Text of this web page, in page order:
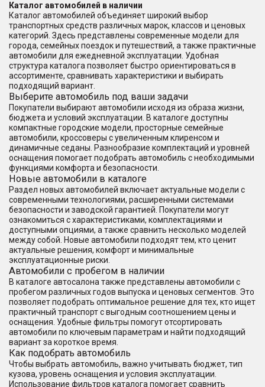
Каталог автомобилей в наличии
Каталог автомобилей объединяет широкий выбор
транспортных средств различных марок, классов и ценовых
категорий. Здесь представлены современные модели для
города, семейных поездок и путешествий, а также практичные
автомобили для ежедневной эксплуатации. Удобная
структура каталога позволяет быстро ориентироваться в
ассортименте, сравнивать характеристики и выбирать
подходящий вариант.
Выберите автомобиль под ваши задачи
Покупатели выбирают автомобили исходя из образа жизни,
бюджета и условий эксплуатации. В каталоге доступны
компактные городские модели, просторные семейные
автомобили, кроссоверы с увеличенным клиренсом и
динамичные седаны. Разнообразие комплектаций и уровней
оснащения помогает подобрать автомобиль с необходимыми
функциями комфорта и безопасности.
Новые автомобили в каталоге
Раздел новых автомобилей включает актуальные модели с
современными технологиями, расширенными системами
безопасности и заводской гарантией. Покупатели могут
ознакомиться с характеристиками, комплектациями и
доступными опциями, а также сравнить несколько моделей
между собой. Новые автомобили подходят тем, кто ценит
актуальные решения, комфорт и минимальные
эксплуатационные риски.
Автомобили с пробегом в наличии
В каталоге автосалона также представлены автомобили с
пробегом различных годов выпуска и ценовых сегментов. Это
позволяет подобрать оптимальное решение для тех, кто ищет
практичный транспорт с выгодным соотношением цены и
оснащения. Удобные фильтры помогут отсортировать
автомобили по ключевым параметрам и найти подходящий
вариант за короткое время.
Как подобрать автомобиль
Чтобы выбрать автомобиль, важно учитывать бюджет, тип
кузова, уровень оснащения и условия эксплуатации.
Использование фильтров каталога помогает сравнить